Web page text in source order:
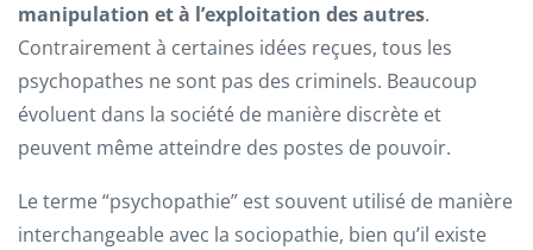
manipulation et à l’exploitation des autres.
Contrairement à certaines idées reçues, tous les
psychopathes ne sont pas des criminels. Beaucoup
évoluent dans la société de manière discrète et
peuvent même atteindre des postes de pouvoir.
Le terme “psychopathie” est souvent utilisé de manière
interchangeable avec la sociopathie, bien qu’il existe